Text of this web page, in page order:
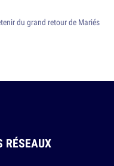
du grand retour de Mariés
RÉSEAUX